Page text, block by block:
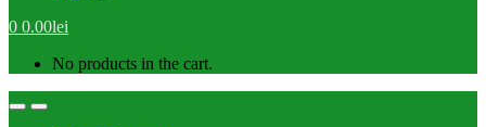
0 0.00lei
No products in the cart.